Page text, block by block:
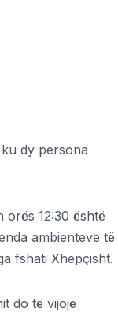
dy persona
12:30 është
ambienteve të
fshati Xhepçisht.
do të vijojë